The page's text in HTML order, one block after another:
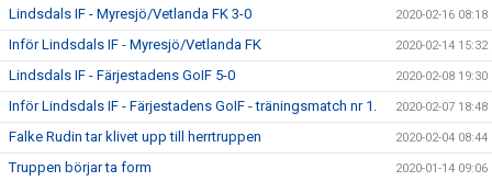
Lindsdals IF - Myresjö/Vetlanda FK 3-0 2020-02-16 08:18
Inför Lindsdals IF - Myresjö/Vetlanda FK 2020-02-14 15:32
Lindsdals IF - Färjestadens GoIF 5-0 2020-02-08 19:30
Inför Lindsdals IF - Färjestadens GoIF - träningsmatch nr 1. 2020-02-07 18:48
Falke Rudin tar klivet upp till herrtruppen 2020-02-04 08:44
Truppen börjar ta form 2020-01-14 09:06